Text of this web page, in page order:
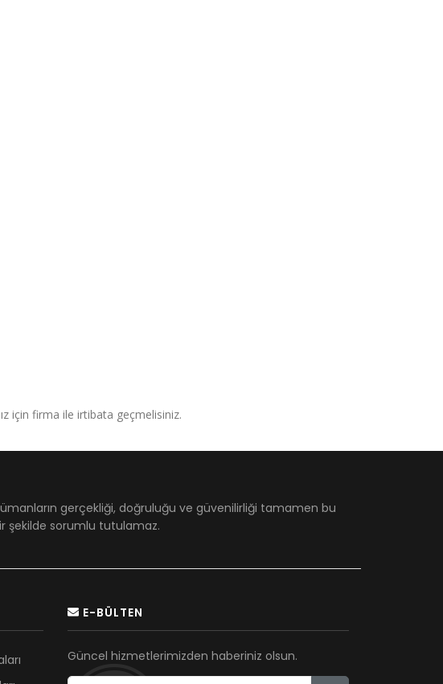
için firma ile irtibata geçmelisiniz.
gerçekliği, doğruluğu ve güvenilirliği tamamen bu
şekilde sorumlu tutulamaz.
E-BÜLTEN
Güncel hizmetlerimizden haberiniz olsun.